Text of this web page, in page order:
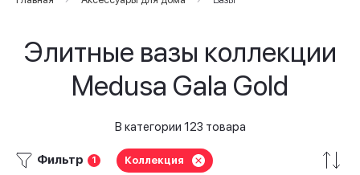
Элитные вазы коллекции
Medusa Gala Gold
В категории 123 товара
Фильтр 1 Коллекция